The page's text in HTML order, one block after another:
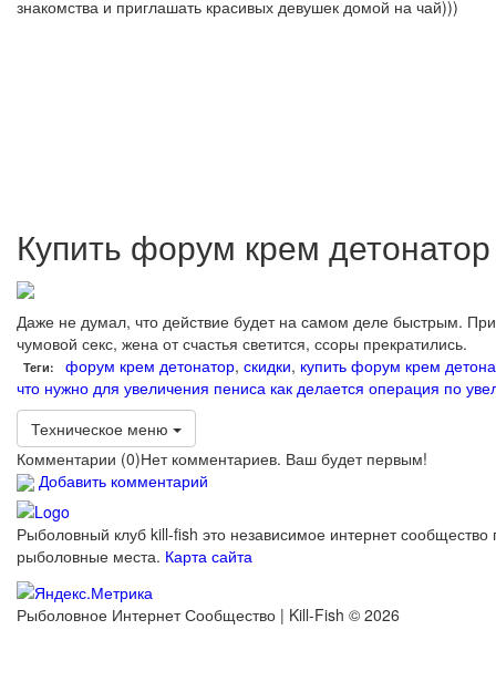
знакомства и приглашать красивых девушек домой на чай)))
Купить форум крем детонатор
Даже не думал, что действие будет на самом деле быстрым.
чумовой секс, жена от счастья светится, ссоры прекратились.
Теги: форум крем детонатор, скидки, купить форум крем
что нужно для увеличения пениса как делается операция по
Техническое меню
Комментарии (0)Нет комментариев. Ваш будет первым!
Добавить комментарий
Рыболовный клуб kill-fish это независимое интернет сообщество
рыболовные места. Карта сайта
Рыболовное Интернет Сообщество | Kill-Fish © 2026